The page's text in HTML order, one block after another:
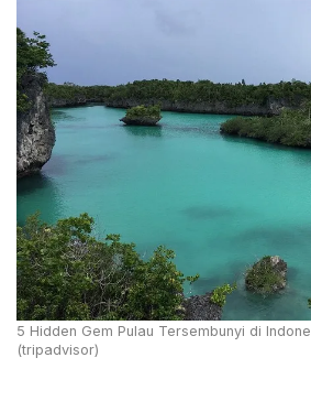
5 Hidden Gem Pulau Tersembunyi di
(tripadvisor)